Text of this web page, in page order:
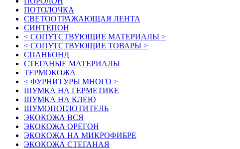
ПОТОЛОЧКА
СВЕТООТРАЖАЮЩАЯ ЛЕНТА
СИНТЕПОН
< СОПУТСТВУЮЩИЕ МАТЕРИАЛЫ >
< СОПУТСТВУЮЩИЕ ТОВАРЫ >
СПАНБОНД
СТЕГАНЫЕ МАТЕРИАЛЫ
ТЕРМОКОЖА
< ФУРНИТУРЫ МНОГО >
ШУМКА НА ГЕРМЕТИКЕ
ШУМКА НА КЛЕЮ
ШУМОПОГЛОТИТЕЛЬ
ЭКОКОЖА ВСЯ
ЭКОКОЖА ОРЕГОН
ЭКОКОЖА НА МИКРОФИБРЕ
ЭКОКОЖА СТЕГАНАЯ